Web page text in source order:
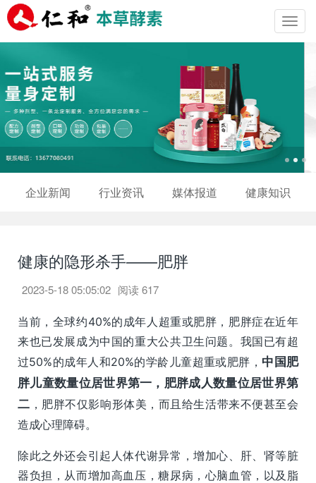
企业新闻 行业资讯 媒体报道 健康知识
健康的隐形杀手——肥胖
2023-5-18 05:05:02 阅读617
当前，全球约40%的成年人超重或肥胖，肥胖症在近年
来也已发展成为中国的重大公共卫生问题。我国已有超
过50%的成年人和20%的学龄儿童超重或肥胖， 中国肥
胖儿童数量位居世界第一，肥胖成人数量位居世界第
二 ，肥胖不仅影响形体美，而且给生活带来不便甚至会
造成心理障碍。
除此之外还会引起人体代谢异常，增加心、肝、肾等脏
器负担，从而增加高血压，糖尿病，心脑血管，以及脂